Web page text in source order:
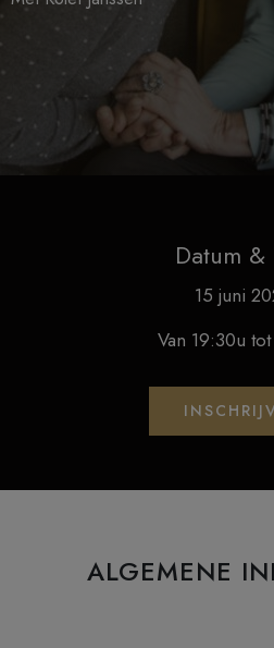
Datum &
15 juni
Van 19:30u
ALGEMENE